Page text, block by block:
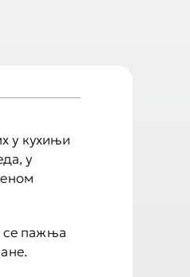
у кухињи
у
се пажња